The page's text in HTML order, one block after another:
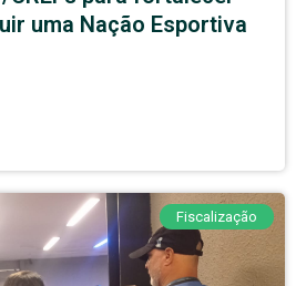
uma Nação Esportiva
Fiscalização